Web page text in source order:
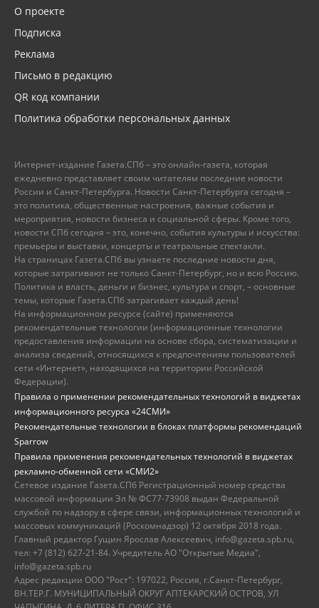
О проекте
Подписка
Реклама
Письмо в редакцию
QR код компании
Политика обработки персональных данных
Интернет-издание Газета.СПб – это онлайн-газета, которая
ежедневно представляет своим читателям последние новости
России и Санкт-Петербурга. Новости Санкт-Петербурга сегодня –
это политика, общественные настроения, важные события и
мероприятия, новости бизнеса и социальной сферы. Кроме того,
новости СПб сегодня – это, конечно, события культуры и искусства:
премьеры и выставки, концерты и театральные спектакли.
На страницах Газета.СПб вы узнаете последние новости дня,
которые затрагивают не только Санкт-Петербург, но и всю Россию.
Политика и власть, деньги и бизнес, культура и спорт, – основные
темы, которые Газета.СПб затрагивает каждый день!
На информационном ресурсе (сайте) применяются
рекомендательные технологии (информационные технологии
предоставления информации на основе сбора, систематизации и
анализа сведений, относящихся к предпочтениям пользователей
сети «Интернет», находящихся на территории Российской
Федерации).
Правила о применении рекомендательных технологий в виджетах
информационного ресурса «24СМИ»
Рекомендательные технологии в блоках платформы рекомендаций
Sparrow
Правила применения рекомендательных технологий в виджетах
рекламно-обменной сети «СМИ2»
Сетевое издание Газета.СПб Регистрационный номер средства
массовой информации Эл № ФС77-73908 выдан Федеральной
службой по надзору в сфере связи, информационных технологий и
массовых коммуникаций (Роскомнадзор) 12 октября 2018 года.
Главный редактор Гущин Ярослав Алексеевич, info@gazeta.spb.ru,
тел: +7 (812) 627-21-84. Учредитель АО "Открытые Медиа",
info@gazeta.spb.ru
Адрес редакции ООО "Рост": 197022, Россия, г.Санкт-Петербург,
ВН.ТЕР.Г. МУНИЦИПАЛЬНЫЙ ОКРУГ АПТЕКАРСКИЙ ОСТРОВ, УЛ